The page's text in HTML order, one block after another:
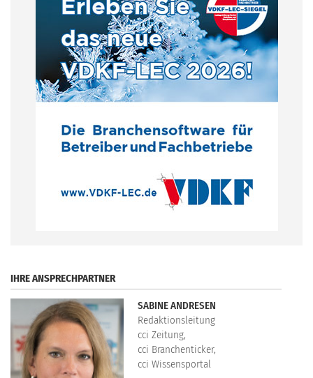
IHRE ANSPRECHPARTNER
SABINE ANDRESEN
Redaktionsleitung
cci Zeitung,
cci Branchenticker,
cci Wissensportal